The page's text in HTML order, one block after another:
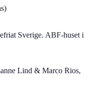
Sverige. ABF-huset i
Lind & Marco Rios,